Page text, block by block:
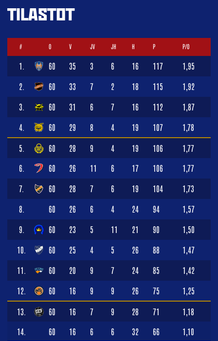
TILASTOT
# O V JV JH H P P/O
1. 60 35 3 6 16 117 1,95
2. 60 33 7 2 18 115 1,92
3. 60 31 6 7 16 112 1,87
4. 60 29 8 4 19 107 1,78
5. 60 28 9 4 19 106 1,77
6. 60 26 11 6 17 106 1,77
7. 60 28 7 6 19 104 1,73
8. 60 26 6 4 24 94 1,57
9. 60 23 5 11 21 90 1,50
10. 60 25 4 5 26 88 1,47
11. 60 20 9 7 24 85 1,42
12. 60 16 9 9 26 75 1,25
13. 60 16 7 9 28 71 1,18
14. 60 16 6 6 32 66 1,10